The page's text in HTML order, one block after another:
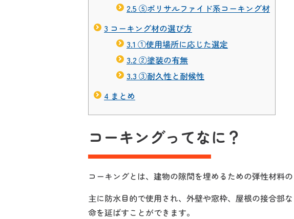
2.5 ⑤ポリサルファイド系コーキング材
3 コーキング材の選び方
3.1 ①使用場所に応じた選定
3.2 ②塗装の有無
3.3 ③耐久性と耐候性
4 まとめ
コーキングってなに？
コーキングとは、建物の隙間を埋めるための弾性材料の
主に防水目的で使用され、外壁や窓枠、屋根の接合部
命を延ばすことができます。